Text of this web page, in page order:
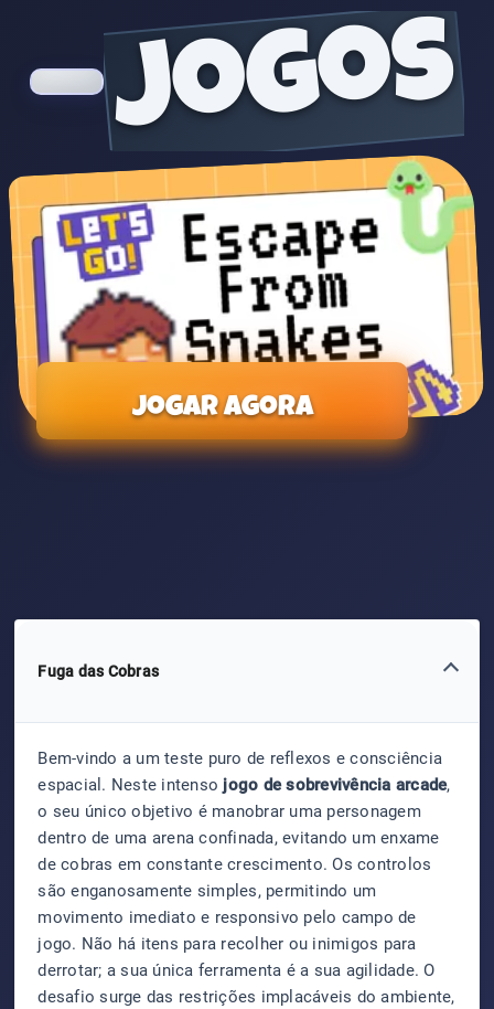
jogos
Jogar agora
Fuga das Cobras
Bem-vindo a um teste puro de reflexos e consciência
espacial. Neste intenso jogo de sobrevivência arcade,
o seu único objetivo é manobrar uma personagem
dentro de uma arena confinada, evitando um enxame
de cobras em constante crescimento. Os controlos
são enganosamente simples, permitindo um
movimento imediato e responsivo pelo campo de
jogo. Não há itens para recolher ou inimigos para
derrotar; a sua única ferramenta é a sua agilidade. O
desafio surge das restrições implacáveis do ambiente,